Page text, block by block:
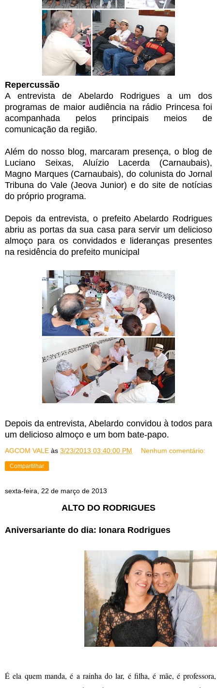
Repercussão
A entrevista de Abelardo Rodrigues a um dos
programas de maior audiência na rádio Princesa foi
acompanhada pelos principais meios de
comunicação da região.
Além do nosso blog, marcaram presença, o blog de
Luciano Seixas, Aluízio Lacerda (Carnaubais),
Magno Marques (Carnaubais), do colunista do Jornal
Tribuna do Vale (Jeova Junior) e do site de notícias
do próprio programa.
Depois da entrevista, o prefeito Abelardo Rodrigues
abriu as portas da sua casa para servir um delicioso
almoço para os convidados e lideranças presentes
na residência do prefeito municipal
Depois da entrevista, Abelardo convidou à todos para
um delicioso almoço e um bom bate-papo.
AGCOM VALE às 3/23/2013 03:40:00 PM Nenhum comentário:
Compartilhar
sexta-feira, 22 de março de 2013
ALTO DO RODRIGUES
Aniversariante do dia: Ionara Rodrigues
É ela quem manda, é a rainha do lar, é filha, é mãe, é